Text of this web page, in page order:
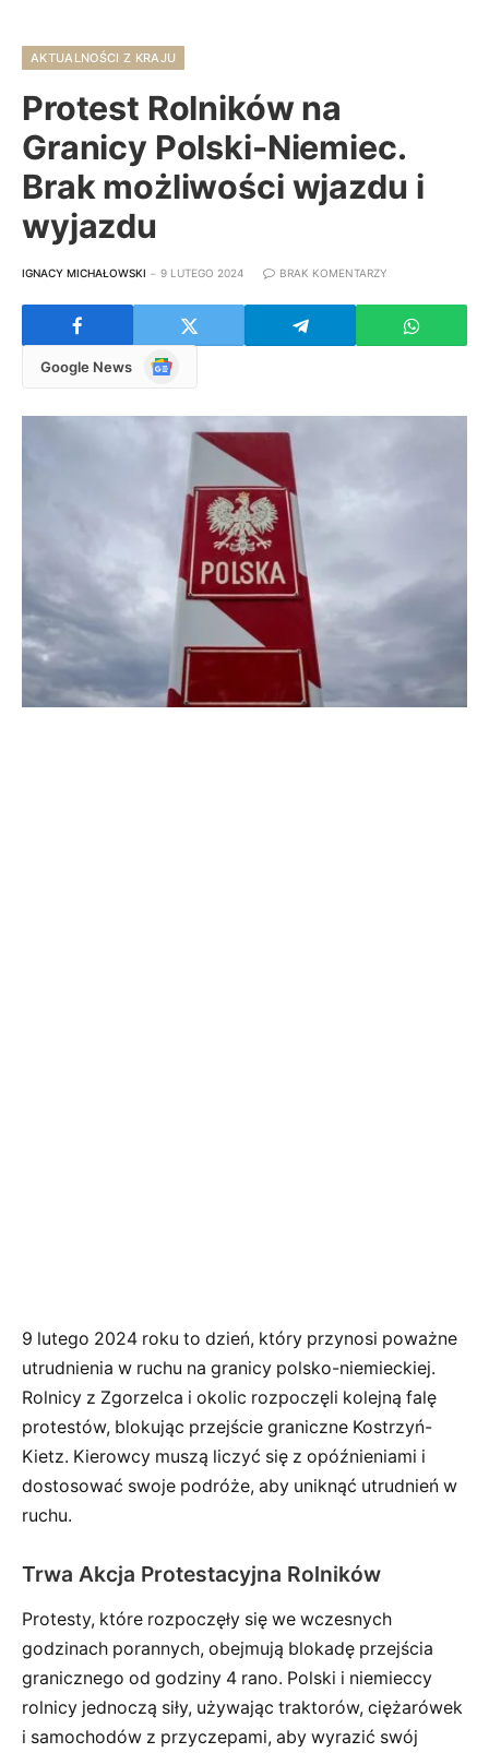
AKTUALNOŚCI Z KRAJU
Protest Rolników na
Granicy Polski-Niemiec.
Brak możliwości wjazdu i
wyjazdu
IGNACY MICHAŁOWSKI 9 LUTEGO 2024 BRAK KOMENTARZY
Google News
Google
9 lutego 2024 roku to dzień, który przynosi poważne
utrudnienia w ruchu na granicy polsko-niemieckiej.
Rolnicy z Zgorzelca i okolic rozpoczęli kolejną falę
protestów, blokując przejście graniczne Kostrzyń-
Kietz. Kierowcy muszą liczyć się z opóźnieniami i
dostosować swoje podróże, aby uniknąć utrudnień w
ruchu.
Trwa Akcja Protestacyjna Rolników
Protesty, które rozpoczęły się we wczesnych
godzinach porannych, obejmują blokadę przejścia
granicznego od godziny 4 rano. Polski i niemieccy
rolnicy jednoczą siły, używając traktorów, ciężarówek
i samochodów z przyczepami, aby wyrazić swój